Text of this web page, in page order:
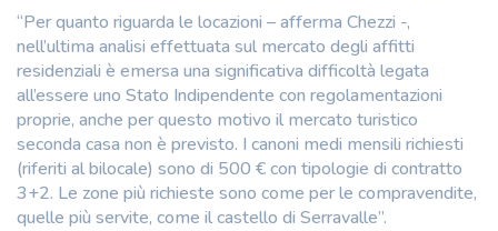
“Per quanto riguarda le locazioni – afferma Chezzi -,
nell’ultima analisi effettuata sul mercato degli affitti
residenziali è emersa una significativa difficoltà legata
all’essere uno Stato Indipendente con regolamentazioni
proprie, anche per questo motivo il mercato turistico
seconda casa non è previsto. I canoni medi mensili richiesti
(riferiti al bilocale) sono di 500 € con tipologie di contratto
3+2. Le zone più richieste sono come per le compravendite,
quelle più servite, come il castello di Serravalle”.